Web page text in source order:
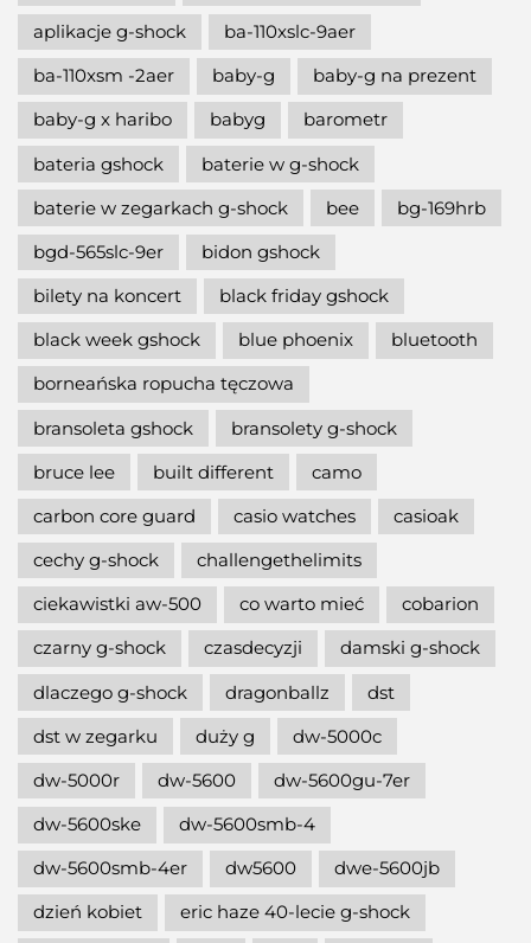
aplikacje g-shock
ba-110xslc-9aer
ba-110xsm -2aer
baby-g
baby-g na prezent
baby-g x haribo
babyg
barometr
bateria gshock
baterie w g-shock
baterie w zegarkach g-shock
bee
bg-169hrb
bgd-565slc-9er
bidon gshock
bilety na koncert
black friday gshock
black week gshock
blue phoenix
bluetooth
borneańska ropucha tęczowa
bransoleta gshock
bransolety g-shock
bruce lee
built different
camo
carbon core guard
casio watches
casioak
cechy g-shock
challengethelimits
ciekawistki aw-500
co warto mieć
cobarion
czarny g-shock
czasdecyzji
damski g-shock
dlaczego g-shock
dragonballz
dst
dst w zegarku
duży g
dw-5000c
dw-5000r
dw-5600
dw-5600gu-7er
dw-5600ske
dw-5600smb-4
dw-5600smb-4er
dw5600
dwe-5600jb
dzień kobiet
eric haze 40-lecie g-shock